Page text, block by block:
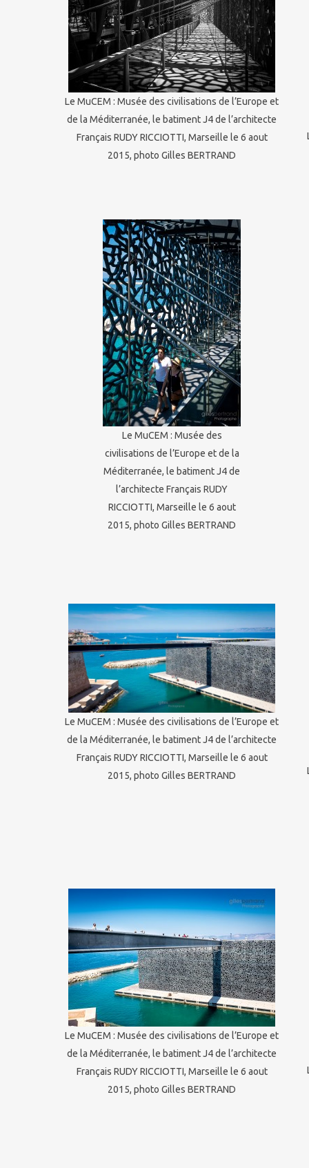
Le MuCEM : Musée des civilisations de l’Europe et
de la Méditerranée, le batiment J4 de l’architecte
Français RUDY RICCIOTTI, Marseille le 6 aout
2015, photo Gilles BERTRAND
Le MuCEM : Musée des
civilisations de l’Europe et de la
Méditerranée, le batiment J4 de
l’architecte Français RUDY
RICCIOTTI, Marseille le 6 aout
2015, photo Gilles BERTRAND
Le MuCEM : Musée des civilisations de l’Europe et
de la Méditerranée, le batiment J4 de l’architecte
Français RUDY RICCIOTTI, Marseille le 6 aout
2015, photo Gilles BERTRAND
Le MuCEM : Musée des civilisations de l’Europe et
de la Méditerranée, le batiment J4 de l’architecte
Français RUDY RICCIOTTI, Marseille le 6 aout
2015, photo Gilles BERTRAND